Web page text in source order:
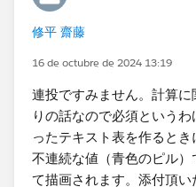
修平 齋藤
16 de octubre de 2024 13:19
連投ですみません。計算
りの話なので必須という
ったテキスト表を作ると
不連続な値（青色のピル
て描画されます。添付頂